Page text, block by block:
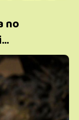
no